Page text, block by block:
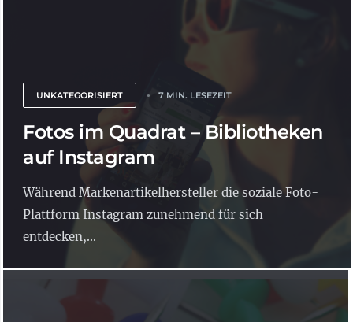
UNKATEGORISIERT 7 MIN. LESEZEIT
Fotos im Quadrat – Bibliotheken
auf Instagram
Während Markenartikelhersteller die soziale Foto-
Plattform Instagram zunehmend für sich
entdecken,...